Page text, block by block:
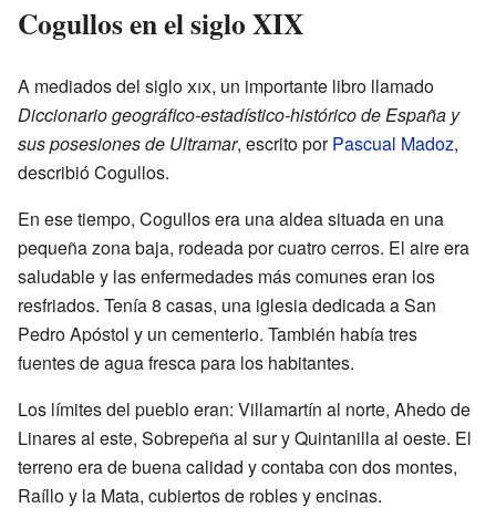
Cogullos en el siglo XIX
A mediados del sigloxix, un importante libro llamado
Diccionario geográfico-estadístico-histórico de España y
sus posesiones de Ultramar, escrito porPascual Madoz,
describió Cogullos.
En ese tiempo, Cogullos era una aldea situada en una
pequeña zona baja, rodeada por cuatro cerros. El aire era
saludable y las enfermedades más comunes eran los
resfriados. Tenía 8 casas, una iglesia dedicada a San
Pedro Apóstol y un cementerio. También había tres
fuentes de agua fresca para los habitantes.
Los límites del pueblo eran: Villamartín al norte, Ahedo de
Linares al este, Sobrepeña al sur y Quintanilla al oeste. El
terreno era de buena calidad y contaba con dos montes,
Raíllo y la Mata, cubiertos de robles y encinas.